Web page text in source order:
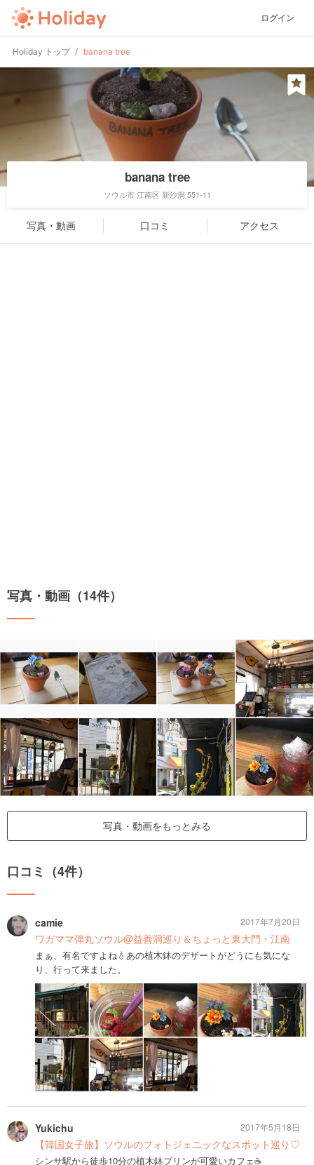
ログイン
Holiday トップ banana tree
banana tree
ソウル市 江南区 新沙洞 551-11
写真・動画 口コミ アクセス
写真・動画（14件）
写真・動画をもっとみる
口コミ（4件）
camie
ワガママ弾丸ソウル@益善洞巡り＆ちょっと東大門・江南
まぁ、有名ですよね💧あの植木鉢のデザートがどうにも気にな
り、行って来ました。
2017年7月20日
Yukichu
【韓国女子旅】ソウルのフォトジェニックなスポット巡り♡
シンサ駅から徒歩10分の植木鉢プリンが可愛いカフェ☕️
2017年5月18日